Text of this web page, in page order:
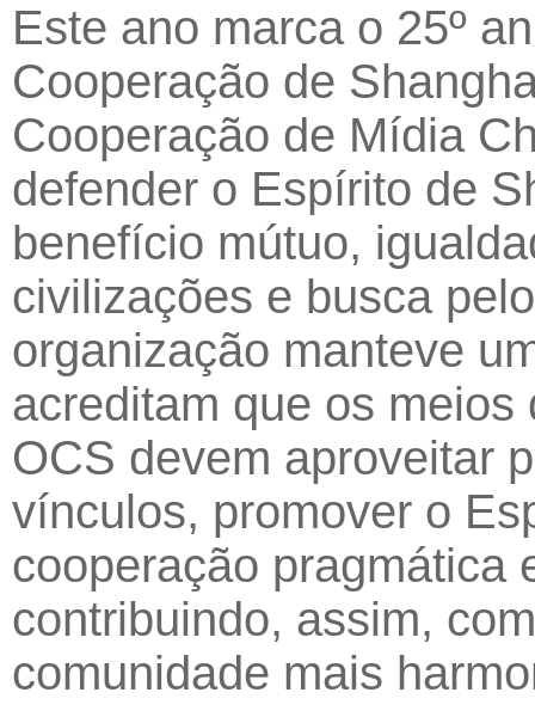
Este ano marca o 25º
Cooperação de
Cooperação de Mídia
defender o Espírito de
benefício mútuo,
civilizações e busca
organização manteve
acreditam que os
OCS devem aproveitar
vínculos, promover o
cooperação pragmática
contribuindo, assim,
comunidade mais